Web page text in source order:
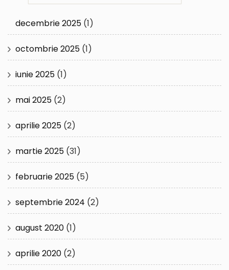
decembrie 2025 (1)
octombrie 2025 (1)
iunie 2025 (1)
mai 2025 (2)
aprilie 2025 (2)
martie 2025 (31)
februarie 2025 (5)
septembrie 2024 (2)
august 2020 (1)
aprilie 2020 (2)